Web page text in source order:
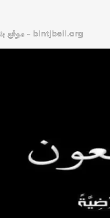
bintjbeil.org - موقع بنت جبيل